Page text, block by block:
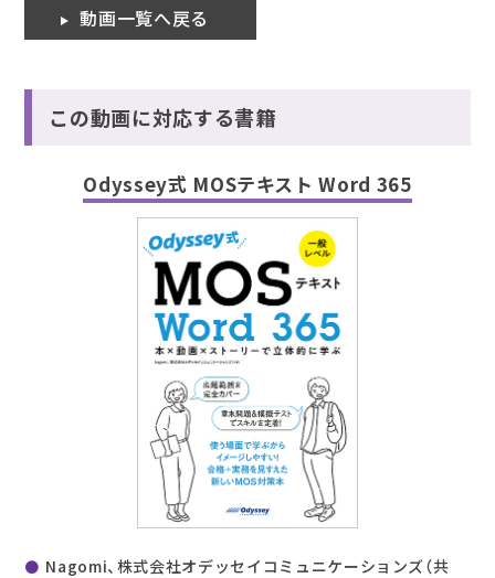
動画一覧へ戻る
この動画に対応する書籍
Odyssey式 MOSテキスト Word 365
Nagomi、株式会社オデッセイコミュニケーションズ（共